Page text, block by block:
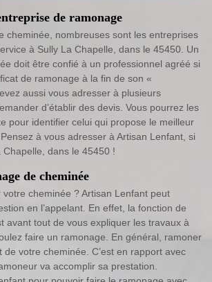
de ramonage
cheminée, nombreuses sont les entreprises
à Sully La Chapelle, dans le 45450. Un
doit être confié à un professionnel agréé si
de ramonage à la fin de son «
aussi vous adresser à plusieurs
d’établir des devis. Vous pourrez les
pour identifier celui qui propose le meilleur
à vous adresser à Artisan Lenfant, si
dans le 45450 !
de cheminée
cheminée ? Artisan Lenfant peut
en l’appelant. En effet, la fonction de
avant tout de vous expliquer les travaux à
faire un ramonage. En général, ramoner
de votre cheminée. C’est en rapport avec
va accomplir sa prestation.